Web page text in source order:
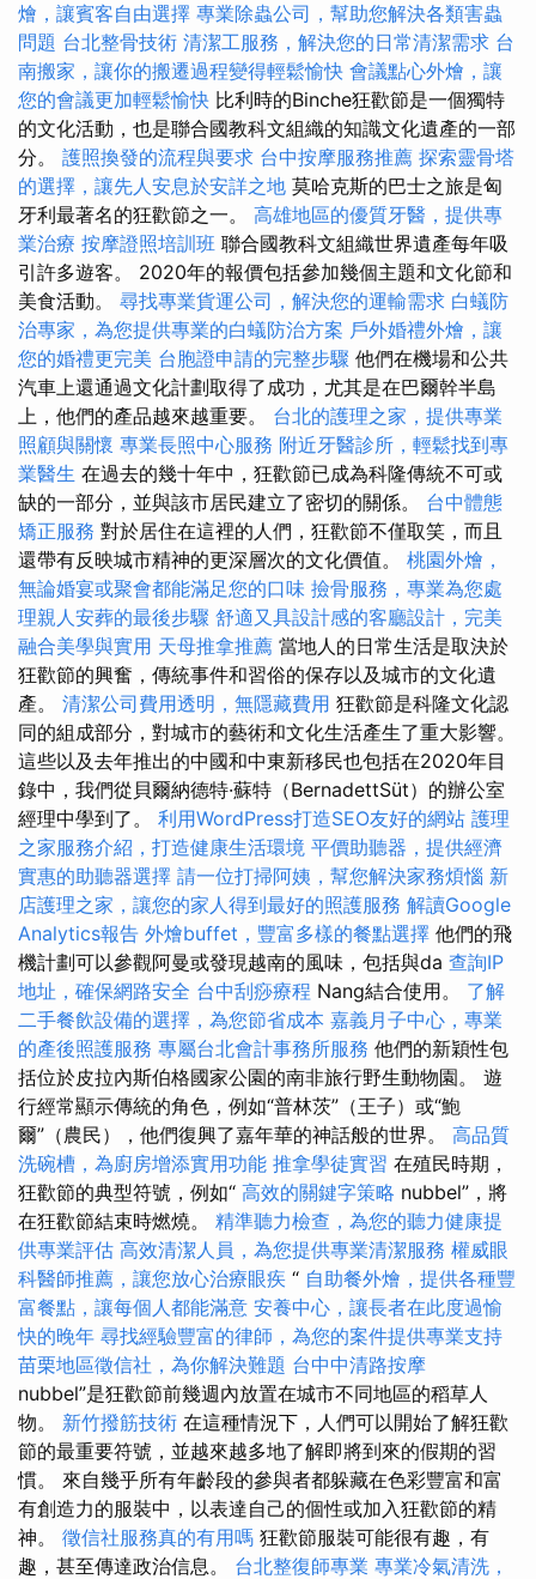
燴，讓賓客自由選擇 專業除蟲公司，幫助您解決各類害蟲
問題 台北整骨技術 清潔工服務，解決您的日常清潔需求 台
南搬家，讓你的搬遷過程變得輕鬆愉快 會議點心外燴，讓
您的會議更加輕鬆愉快 比利時的Binche狂歡節是一個獨特
的文化活動，也是聯合國教科文組織的知識文化遺產的一部
分。 護照換發的流程與要求 台中按摩服務推薦 探索靈骨塔
的選擇，讓先人安息於安詳之地 莫哈克斯的巴士之旅是匈
牙利最著名的狂歡節之一。 高雄地區的優質牙醫，提供專
業治療 按摩證照培訓班 聯合國教科文組織世界遺產每年吸
引許多遊客。 2020年的報價包括參加幾個主題和文化節和
美食活動。 尋找專業貨運公司，解決您的運輸需求 白蟻防
治專家，為您提供專業的白蟻防治方案 戶外婚禮外燴，讓
您的婚禮更完美 台胞證申請的完整步驟 他們在機場和公共
汽車上還通過文化計劃取得了成功，尤其是在巴爾幹半島
上，他們的產品越來越重要。 台北的護理之家，提供專業
照顧與關懷 專業長照中心服務 附近牙醫診所，輕鬆找到專
業醫生 在過去的幾十年中，狂歡節已成為科隆傳統不可或
缺的一部分，並與該市居民建立了密切的關係。 台中體態
矯正服務 對於居住在這裡的人們，狂歡節不僅取笑，而且
還帶有反映城市精神的更深層次的文化價值。 桃園外燴，
無論婚宴或聚會都能滿足您的口味 撿骨服務，專業為您處
理親人安葬的最後步驟 舒適又具設計感的客廳設計，完美
融合美學與實用 天母推拿推薦 當地人的日常生活是取決於
狂歡節的興奮，傳統事件和習俗的保存以及城市的文化遺
產。 清潔公司費用透明，無隱藏費用 狂歡節是科隆文化認
同的組成部分，對城市的藝術和文化生活產生了重大影響。
這些以及去年推出的中國和中東新移民也包括在2020年目
錄中，我們從貝爾納德特·蘇特（BernadettSüt）的辦公室
經理中學到了。 利用WordPress打造SEO友好的網站 護理
之家服務介紹，打造健康生活環境 平價助聽器，提供經濟
實惠的助聽器選擇 請一位打掃阿姨，幫您解決家務煩惱 新
店護理之家，讓您的家人得到最好的照護服務 解讀Google
Analytics報告 外燴buffet，豐富多樣的餐點選擇 他們的飛
機計劃可以參觀阿曼或發現越南的風味，包括與da 查詢IP
地址，確保網路安全 台中刮痧療程 Nang結合使用。 了解
二手餐飲設備的選擇，為您節省成本 嘉義月子中心，專業
的產後照護服務 專屬台北會計事務所服務 他們的新穎性包
括位於皮拉內斯伯格國家公園的南非旅行野生動物園。 遊
行經常顯示傳統的角色，例如“普林茨”（王子）或“鮑
爾”（農民），他們復興了嘉年華的神話般的世界。 高品質
洗碗槽，為廚房增添實用功能 推拿學徒實習 在殖民時期，
狂歡節的典型符號，例如“ 高效的關鍵字策略 nubbel”，將
在狂歡節結束時燃燒。 精準聽力檢查，為您的聽力健康提
供專業評估 高效清潔人員，為您提供專業清潔服務 權威眼
科醫師推薦，讓您放心治療眼疾 “ 自助餐外燴，提供各種豐
富餐點，讓每個人都能滿意 安養中心，讓長者在此度過愉
快的晚年 尋找經驗豐富的律師，為您的案件提供專業支持
苗栗地區徵信社，為你解決難題 台中中清路按摩
nubbel”是狂歡節前幾週內放置在城市不同地區的稻草人
物。 新竹撥筋技術 在這種情況下，人們可以開始了解狂歡
節的最重要符號，並越來越多地了解即將到來的假期的習
慣。 來自幾乎所有年齡段的參與者都躲藏在色彩豐富和富
有創造力的服裝中，以表達自己的個性或加入狂歡節的精
神。 徵信社服務真的有用嗎 狂歡節服裝可能很有趣，有
趣，甚至傳達政治信息。 台北整復師專業 專業冷氣清洗，